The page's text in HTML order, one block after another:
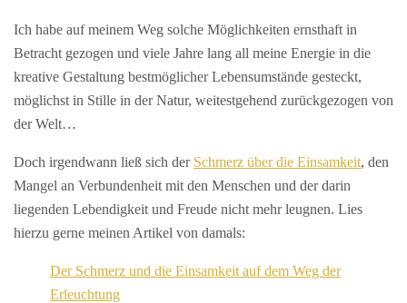
Ich habe auf meinem Weg solche Möglichkeiten ernsthaft in
Betracht gezogen und viele Jahre lang all meine Energie in die
kreative Gestaltung bestmöglicher Lebensumstände gesteckt,
möglichst in Stille in der Natur, weitestgehend zurückgezogen von
der Welt…
Doch irgendwann ließ sich der Schmerz über die Einsamkeit, den
Mangel an Verbundenheit mit den Menschen und der darin
liegenden Lebendigkeit und Freude nicht mehr leugnen. Lies
hierzu gerne meinen Artikel von damals:
Der Schmerz und die Einsamkeit auf dem Weg der
Erleuchtung